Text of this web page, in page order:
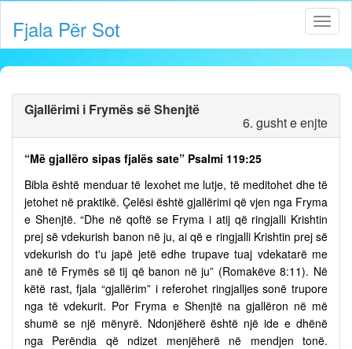
Fjala Për Sot
Gjallërimi i Frymës së Shenjtë
6. gusht e enjte
“Më gjallëro sipas fjalës sate” Psalmi 119:25
Bibla është menduar të lexohet me lutje, të meditohet dhe të
jetohet në praktikë. Çelësi është gjallërimi që vjen nga Fryma
e Shenjtë. “Dhe në qoftë se Fryma i atij që ringjalli Krishtin
prej së vdekurish banon në ju, ai që e ringjalli Krishtin prej së
vdekurish do t'u japë jetë edhe trupave tuaj vdekatarë me
anë të Frymës së tij që banon në ju” (Romakëve 8:11). Në
këtë rast, fjala “gjallërim” i referohet ringjalljes sonë trupore
nga të vdekurit. Por Fryma e Shenjtë na gjallëron në më
shumë se një mënyrë. Ndonjëherë është një ide e dhënë
nga Perëndia që ndizet menjëherë në mendjen tonë.